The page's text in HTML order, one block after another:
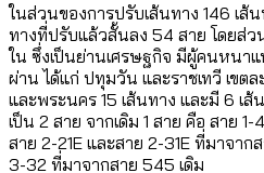
ในส่วนของการปรับเส้นทาง 146 เส้
ทางที่ปรับแล้วสั้นลง 54 สาย โดยส่
ใน ซึ่งเป็นย่านเศรษฐกิจ มีผู้คนหนา
ผ่าน ได้แก่ ปทุมวัน และราชเทวี เขตล
และพระนคร 15 เส้นทาง และมี 6 เ
เป็น 2 สาย จากเดิม 1 สาย คือ สาย
สาย 2-21E และสาย 2-31E ที่มาจาก
3-32 ที่มาจากสาย 545 เดิม